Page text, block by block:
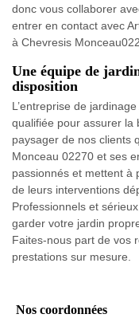
donc vous collaborer
entrer en contact avec
à Chevresis
Une équipe de
disposition
L’entreprise de
qualifiée pour assurer la
paysager de nos clients
Monceau 02270 et ses
passionnés et mettent à
de leurs interventions
Professionnels et
garder votre jardin
Faites-nous part de vos
prestations sur mesure.
Nos coordonnées